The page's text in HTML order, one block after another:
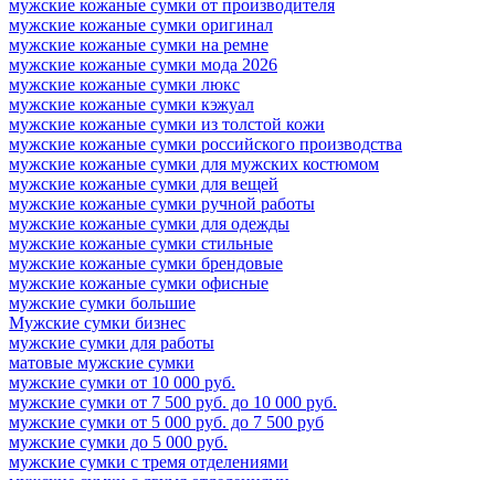
мужские кожаные сумки от производителя
мужские кожаные сумки оригинал
мужские кожаные сумки на ремне
мужские кожаные сумки мода 2026
мужские кожаные сумки люкс
мужские кожаные сумки кэжуал
мужские кожаные сумки из толстой кожи
мужские кожаные сумки российского производства
мужские кожаные сумки для мужских костюмом
мужские кожаные сумки для вещей
мужские кожаные сумки ручной работы
мужские кожаные сумки для одежды
мужские кожаные сумки стильные
мужские кожаные сумки брендовые
мужские кожаные сумки офисные
мужские сумки большие
Мужские сумки бизнес
мужские сумки для работы
матовые мужские сумки
мужские сумки от 10 000 руб.
мужские сумки от 7 500 руб. до 10 000 руб.
мужские сумки от 5 000 руб. до 7 500 руб
мужские сумки до 5 000 руб.
мужские сумки с тремя отделениями